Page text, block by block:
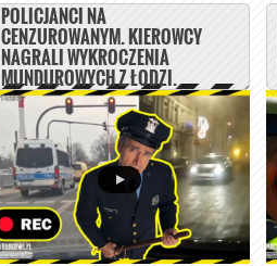
POLICJANCI NA
CENZUROWANYM. KIEROWCY
NAGRALI WYKROCZENIA
MUNDUROWYCH Z ŁODZI.